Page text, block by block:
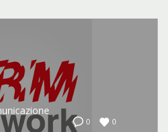
0 0